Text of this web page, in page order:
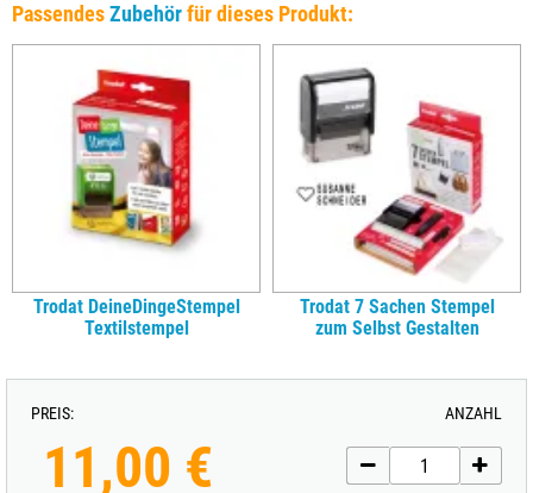
PassendesZubehörfür dieses Produkt:
Trodat DeineDingeStempel
Textilstempel
Trodat 7 Sachen Stempel
zum Selbst Gestalten
PREIS:
11,00 €
ANZAHL